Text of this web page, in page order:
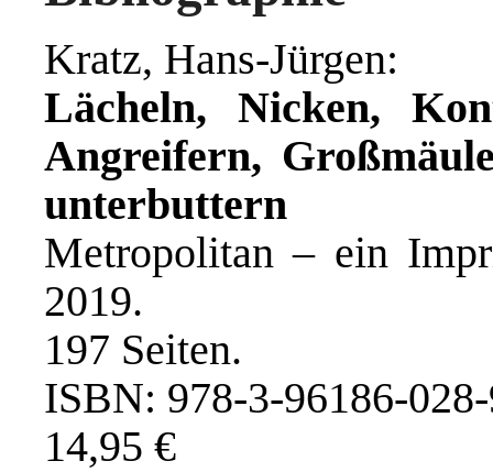
Kratz, Hans-Jürgen:
Lächeln, Nicken,
Angreifern,
unterbuttern
Metropolitan – ein
2019.
197 Seiten.
ISBN: 978-3-96186-
14,95 €